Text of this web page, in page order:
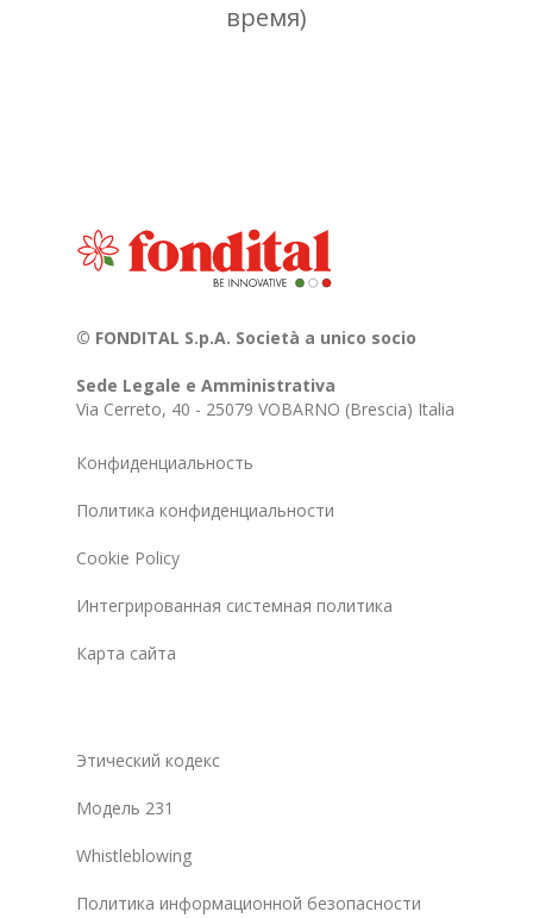
время)
© FONDITAL S.p.A. Società a unico socio
Sede Legale e Amministrativa
Via Cerreto, 40 - 25079 VOBARNO (Brescia) Italia
Конфиденциальность
Политика конфиденциальности
Cookie Policy
Интегрированная системная политика
Карта сайта
Этический кодекс
Модель 231
Whistleblowing
Политика информационной безопасности